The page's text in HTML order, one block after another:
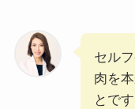
セル
肉を
とで